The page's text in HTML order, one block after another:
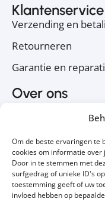
Om de beste ervaringen te
cookies om informatie
Door in te stemmen met
surfgedrag of unieke ID's
toestemming geeft of uw
invloed hebben op
Klantenservice
Verzending en
Retourneren
Garantie en
Over ons
Cookiebeleid
Contact
Volg ons